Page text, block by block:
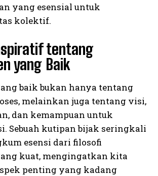
yang esensial untuk
kolektif.
tentang
yang Baik
baik bukan hanya tentang
melainkan juga tentang visi,
dan kemampuan untuk
Sebuah kutipan bijak seringkali
esensi dari filosofi
kuat, mengingatkan kita
penting yang kadang